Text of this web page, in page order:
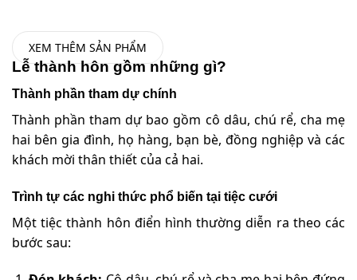
XEM THÊM SẢN PHẨM
Lễ thành hôn gồm những gì?
Thành phần tham dự chính
Thành phần tham dự bao gồm cô dâu, chú rể, cha mẹ
hai bên gia đình, họ hàng, bạn bè, đồng nghiệp và các
khách mời thân thiết của cả hai.
Trình tự các nghi thức phổ biến tại tiệc cưới
Một tiệc thành hôn điển hình thường diễn ra theo các
bước sau: